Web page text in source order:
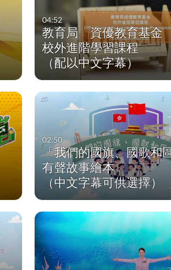
04:52
教育局 資優教育基
校外進階學習課程
（配以中文字幕）
02:50
「我們的國旗、國歌和
有聲故事繪本
（中文字幕可供選擇）